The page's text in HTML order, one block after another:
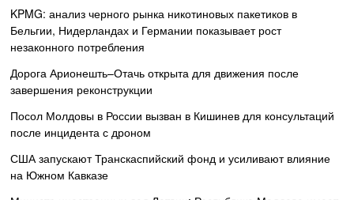
KPMG: анализ черного рынка никотиновых пакетиков в
Бельгии, Нидерландах и Германии показывает рост
незаконного потребления
Дорога Арионешть–Отачь открыта для движения после
завершения реконструкции
Посол Молдовы в России вызван в Кишинев для консультаций
после инцидента с дроном
США запускают Транскаспийский фонд и усиливают влияние
на Южном Кавказе